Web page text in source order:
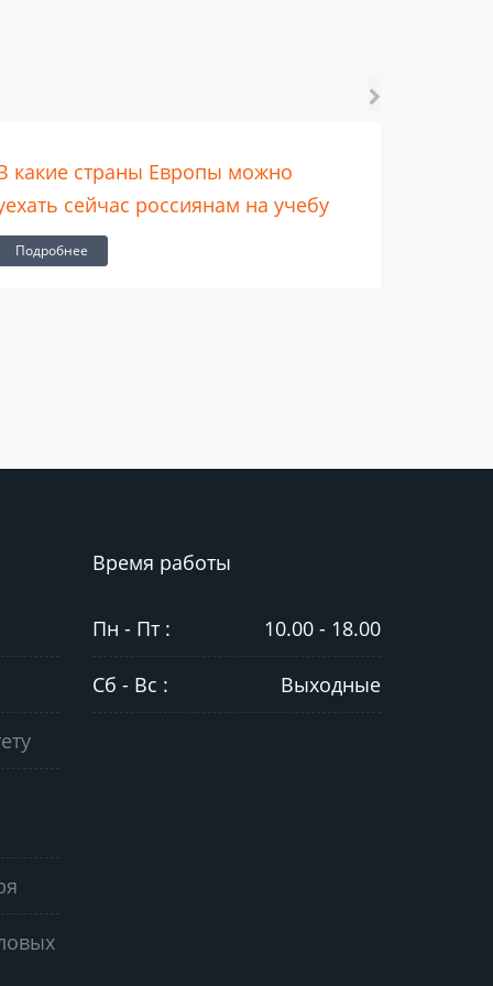
какие страны Европы можно
сейчас россиянам на учебу
Подробнее
Время работы
Пн - Пт : 10.00 - 18.00
Сб - Вс : Выходные